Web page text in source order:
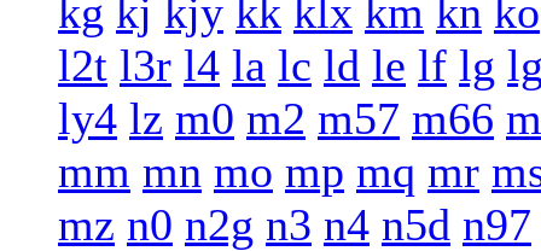
kg kj kjy kk klx km kn ko
l2t l3r l4 la lc ld le lf lg
ly4 lz m0 m2 m57 m66
mm mn mo mp mq mr
mz n0 n2g n3 n4 n5d n97